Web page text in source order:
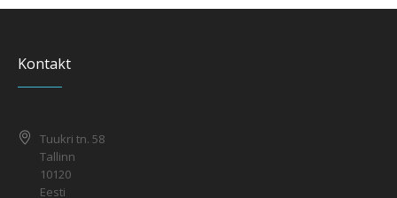
Kontakt
Tuukri tn. 58
Tallinn
10120
Eesti